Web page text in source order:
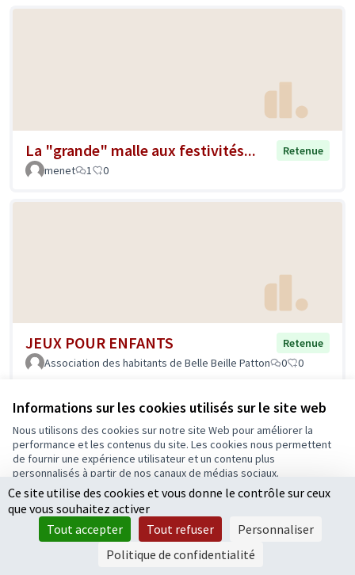
Informations sur les cookies utilisés sur le site web
Nous utilisons des cookies sur notre site Web pour améliorer la
performance et les contenus du site. Les cookies nous permettent
de fournir une expérience utilisateur et un contenu plus
personnalisés à partir de nos canaux de médias sociaux.
Tout accepter
Accepter seulement les cookies essentiels
Paramètres
La "grande" malle aux festivités...
Retenue
menet
1 0
JEUX POUR ENFANTS
Retenue
Association des habitants de Belle Beille Patton
0 0
Jardin partagé à la Morellerie
Retenue
Association pour le Dynamisme de la Morellerie
Ce site utilise des cookies et vous donne le contrôle sur ceux
que vous souhaitez activer
Tout accepter
Tout refuser
Personnaliser
Politique de confidentialité